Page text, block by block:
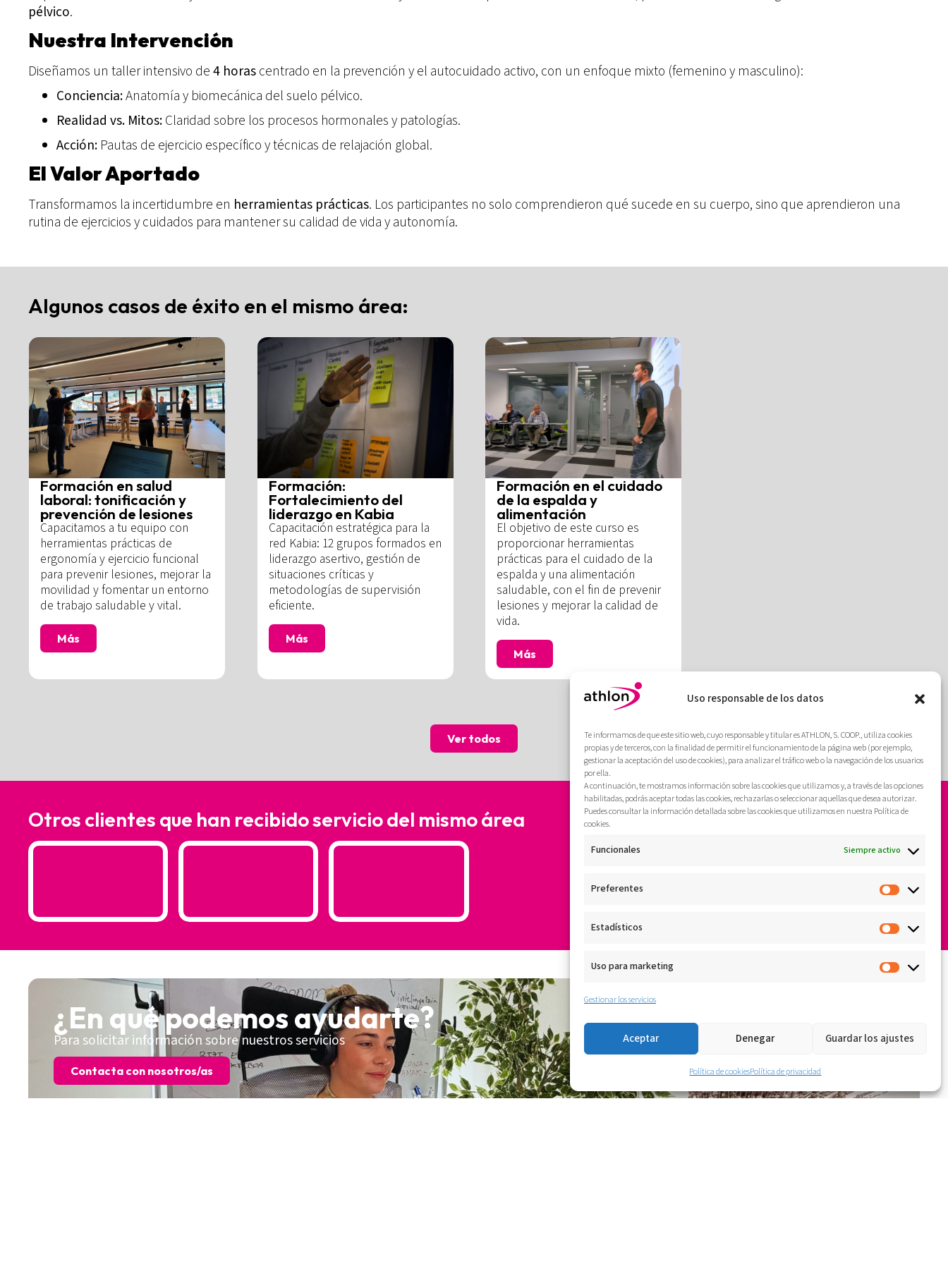
Uso responsable de los datos
Te informamos de que este sitio web, cuyo responsable y titular es ATHLON, S. COOP., utiliza cookies
propias y de terceros, con la finalidad de permitir el funcionamiento de la página web (por ejemplo,
gestionar la aceptación del uso de cookies), para analizar el tráfico web o la navegación de los usuarios
por ella.
A continuación, te mostramos información sobre las cookies que utilizamos y, a través de las opciones
habilitadas, podrás aceptar todas las cookies, rechazarlas o seleccionar aquellas que desea autorizar.
Puedes consultar la información detallada sobre las cookies que utilizamos en nuestra Política de
cookies.
Funcionales Siempre activo
Preferentes
Estadísticos
Uso para marketing
Gestionar los servicios
Aceptar Denegar Guardar los ajustes
Política de cookiesPolítica de privacidad
pélvico.
Nuestra Intervención
Diseñamos un taller intensivo de4 horascentrado en la prevención y el autocuidado activo, con un enfoque mixto (femenino y masculino):
Conciencia:Anatomía y biomecánica del suelo pélvico.
Realidad vs. Mitos:Claridad sobre los procesos hormonales y patologías.
Acción: Pautas de ejercicio específico y técnicas de relajación global.
El Valor Aportado
Transformamos la incertidumbre en herramientas prácticas. Los participantes no solo comprendieron qué sucede en su cuerpo, sino que aprendieron una
rutina de ejercicios y cuidados para mantener su calidad de vida y autonomía.
Algunos casos de éxito en el mismo área:
Formación en salud
laboral: tonificación y
prevención de lesiones
Capacitamos a tu equipo con
herramientas prácticas de
ergonomía y ejercicio funcional
para prevenir lesiones, mejorar la
movilidad y fomentar un entorno
de trabajo saludable y vital.
Más
Formación:
Fortalecimiento del
liderazgo en Kabia
Capacitación estratégica para la
red Kabia: 12 grupos formados en
liderazgo asertivo, gestión de
situaciones críticas y
metodologías de supervisión
eficiente.
Más
Formación en el cuidado
de la espalda y
alimentación
El objetivo de este curso es
proporcionar herramientas
prácticas para el cuidado de la
espalda y una alimentación
saludable, con el fin de prevenir
lesiones y mejorar la calidad de
vida.
Más
Ver todos
Otros clientes que han recibido servicio del mismo área
¿En qué podemos ayudarte?
Para solicitar información sobre nuestros servicios
Contacta con nosotros/as